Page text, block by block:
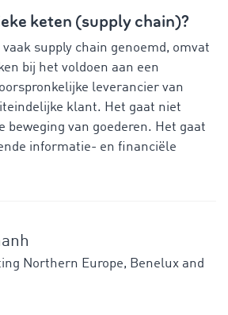
keten (supply chain)?
vaak supply chain genoemd, omvat
bij het voldoen aan een
leverancier van
klant. Het gaat niet
beweging van goederen. Het gaat
informatie- en financiële
Northern Europe, Benelux and